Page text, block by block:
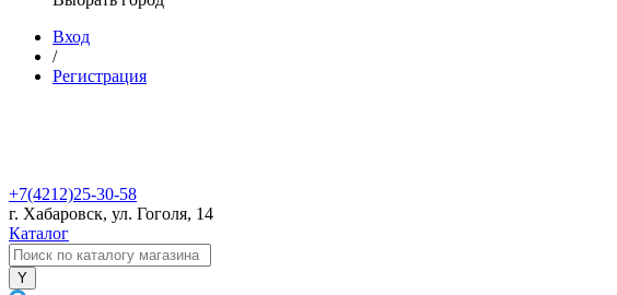
Вход
/
Регистрация
+7(4212)25-30-58
г. Хабаровск, ул. Гоголя, 14
Каталог